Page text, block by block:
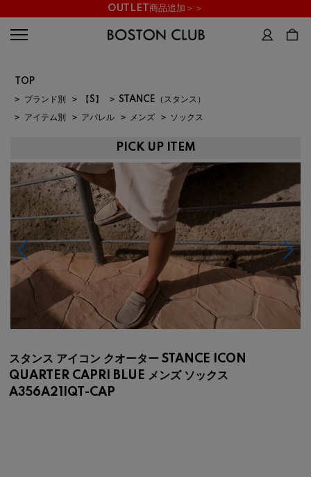
OUTLET商品追加＞＞
TOP
> ブランド別 > 【S】 > STANCE（スタンス）
> アイテム別 > アパレル > メンズ > ソックス
PICK UP ITEM
スタンス アイコン クオーター STANCE ICON
QUARTER CAPRI BLUE メンズ ソックス
A356A21IQT-CAP